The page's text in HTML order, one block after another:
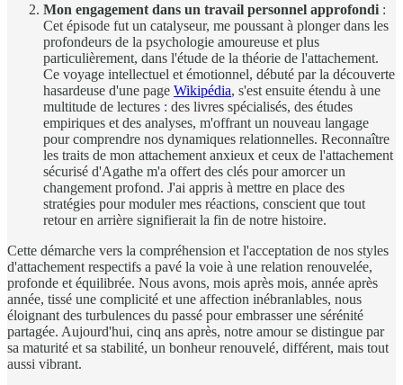
Mon engagement dans un travail personnel approfondi :
Cet épisode fut un catalyseur, me poussant à plonger dans les
profondeurs de la psychologie amoureuse et plus
particulièrement, dans l'étude de la théorie de l'attachement.
Ce voyage intellectuel et émotionnel, débuté par la découverte
hasardeuse d'une page Wikipédia, s'est ensuite étendu à une
multitude de lectures : des livres spécialisés, des études
empiriques et des analyses, m'offrant un nouveau langage
pour comprendre nos dynamiques relationnelles. Reconnaître
les traits de mon attachement anxieux et ceux de l'attachement
sécurisé d'Agathe m'a offert des clés pour amorcer un
changement profond. J'ai appris à mettre en place des
stratégies pour moduler mes réactions, conscient que tout
retour en arrière signifierait la fin de notre histoire.
Cette démarche vers la compréhension et l'acceptation de nos styles
d'attachement respectifs a pavé la voie à une relation renouvelée,
profonde et équilibrée. Nous avons, mois après mois, année après
année, tissé une complicité et une affection inébranlables, nous
éloignant des turbulences du passé pour embrasser une sérénité
partagée. Aujourd'hui, cinq ans après, notre amour se distingue par
sa maturité et sa stabilité, un bonheur renouvelé, différent, mais tout
aussi vibrant.